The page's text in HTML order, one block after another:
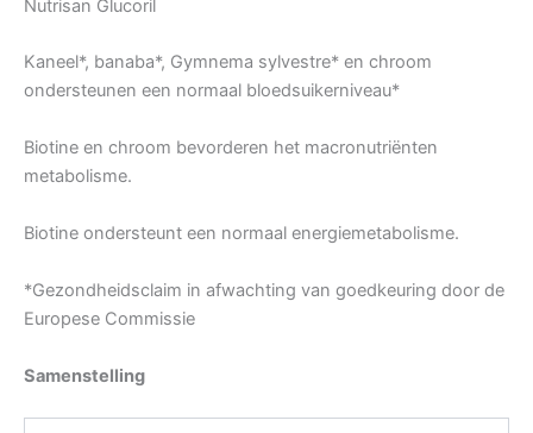
Nutrisan Glucoril
Kaneel*, banaba*, Gymnema sylvestre* en chroom
ondersteunen een normaal bloedsuikerniveau*
Biotine en chroom bevorderen het macronutriënten
metabolisme.
Biotine ondersteunt een normaal energiemetabolisme.
*Gezondheidsclaim in afwachting van goedkeuring door de
Europese Commissie
Samenstelling